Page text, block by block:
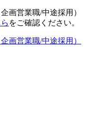
画営業職/中途採用）
をご確認ください。
画営業職/中途採用）